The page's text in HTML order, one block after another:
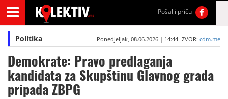
Pošalji priču
Politika Ponedjeljak, 08.06.2026 | 14:44 IZVOR: cdm.me
Demokrate: Pravo predlaganja
kandidata za Skupštinu Glavnog grada
pripada ZBPG